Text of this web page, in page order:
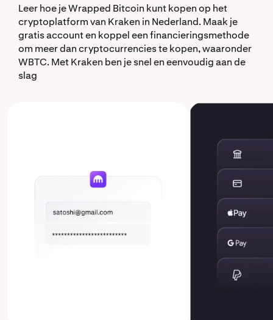
Leer hoe je Wrapped Bitcoin kunt kopen op het
cryptoplatform van Kraken in Nederland. Maak je
gratis account en koppel een financieringsmethode
om meer dan cryptocurrencies te kopen, waaronder
WBTC. Met Kraken ben je snel en eenvoudig aan de
slag